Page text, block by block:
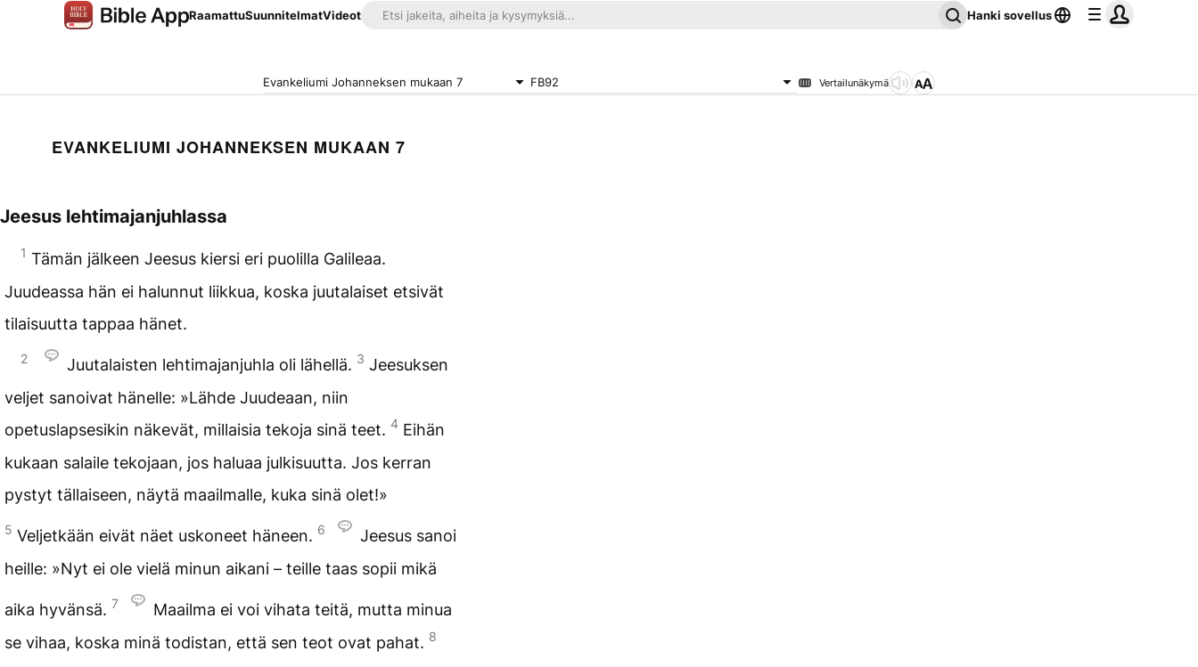
RaamattuSuunnitelmatVideot Hanki sovellus
Evankeliumi Johanneksen mukaan 7 FB92 Vertailunäkymä
EVANKELIUMI JOHANNEKSEN MUKAAN 7
Jeesus lehtimajanjuhlassa
1 Tämän jälkeen Jeesus kiersi eri puolilla Galileaa.
Juudeassa hän ei halunnut liikkua, koska juutalaiset etsivät
tilaisuutta tappaa hänet.
2 Juutalaisten lehtimajanjuhla oli lähellä. 3 Jeesuksen
veljet sanoivat hänelle: »Lähde Juudeaan, niin
opetuslapsesikin näkevät, millaisia tekoja sinä teet. 4 Eihän
kukaan salaile tekojaan, jos haluaa julkisuutta. Jos kerran
pystyt tällaiseen, näytä maailmalle, kuka sinä olet!»
5 Veljetkään eivät näet uskoneet häneen. 6
Jeesus sanoi
heille: »Nyt ei ole vielä minun aikani – teille taas sopii mikä
aika hyvänsä. 7
Maailma ei voi vihata teitä, mutta minua
se vihaa, koska minä todistan, että sen teot ovat pahat. 8